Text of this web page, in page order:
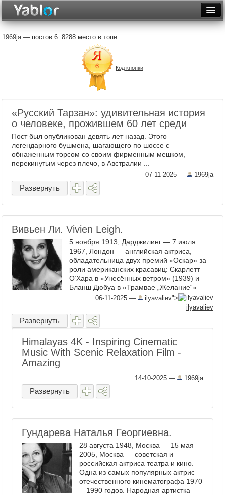
Неделя
Месяц
Рейтинги
Архив
Видеотоп
1969ja— постов 6. 8288 место в топе
Код кнопки
«Русский Тарзан»: удивительная история
о человеке, прожившем 60 лет среди
Пост был опубликован девять лет назад. Этого
легендарного бушмена, шагающего по шоссе с
обнаженным торсом со своим фирменным мешком,
перекинутым через плечо, в Австралии ...
07-11-2025 — 1969ja
Развернуть
Вивьен Ли. Vivien Leigh.
5 ноября 1913, Дарджилинг — 7 июля
1967, Лондон — английская актриса,
обладательница двух премий «Оскар» за
роли американских красавиц: Скарлетт
О’Хара в «Унесённых ветром» (1939) и
Бланш Дюбуа в «Трамвае „Желание“»
(1951). 1953 — Премия BAFTA — лучшая
06-11-2025 —
ilyavaliev">
ilyavaliev
Развернуть
Himalayas 4K - Inspiring Cinematic
Music With Scenic Relaxation Film -
Amazing
14-10-2025 — 1969ja
Развернуть
Гундарева Наталья Георгиевна.
28 августа 1948, Москва — 15 мая
2005, Москва — советская и
российская актриса театра и кино.
Одна из самых популярных актрис
отечественного кинематографа 1970
—1990 годов. Народная артистка